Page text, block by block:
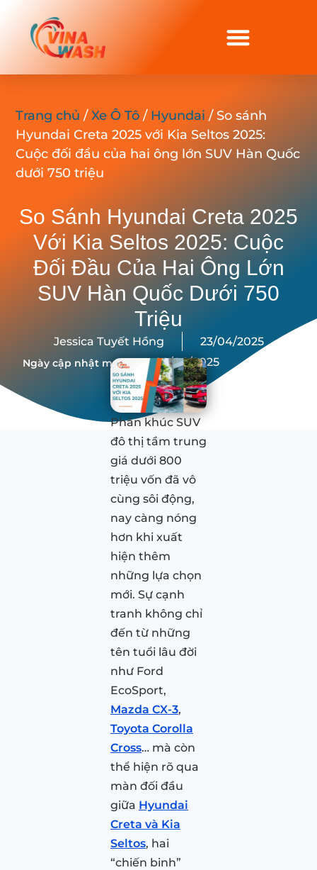
Trang chủ /Xe Ô Tô / Hyundai / So sánh
Hyundai Creta 2025 với Kia Seltos 2025:
Cuộc đối đầu của hai ông lớn SUV Hàn Quốc
dưới 750 triệu
So Sánh Hyundai Creta 2025
Với Kia Seltos 2025: Cuộc
Đối Đầu Của Hai Ông Lớn
SUV Hàn Quốc Dưới 750
Triệu
Jessica Tuyết Hồng 23/04/2025
Ngày cập nhật mới nhất: 20/06/2025
Phân khúc SUV
đô thị tầm trung
giá dưới 800
triệu vốn đã vô
cùng sôi động,
nay càng nóng
hơn khi xuất
hiện thêm
những lựa chọn
mới. Sự cạnh
tranh không chỉ
đến từ những
tên tuổi lâu đời
như Ford
EcoSport,
Mazda CX-3,
Toyota Corolla
Cross… mà còn
thể hiện rõ qua
màn đối đầu
giữa Hyundai
Creta và Kia
Seltos, hai
“chiến binh”